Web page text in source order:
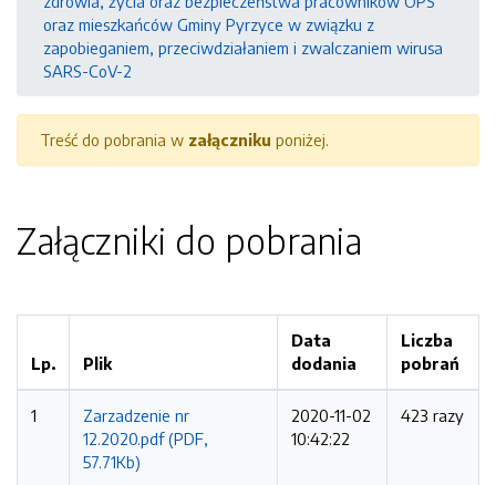
oraz mieszkańców Gminy Pyrzyce w związku z
zapobieganiem, przeciwdziałaniem i zwalczaniem wirusa
SARS-CoV-2
Treść do pobrania w załączniku poniżej.
Załączniki do pobrania
Lp. Plik
Data
dodania
Liczba
pobrań
1
Zarzadzenie nr
12.2020.pdf (PDF,
57.71Kb)
2020-11-02
10:42:22
423 razy